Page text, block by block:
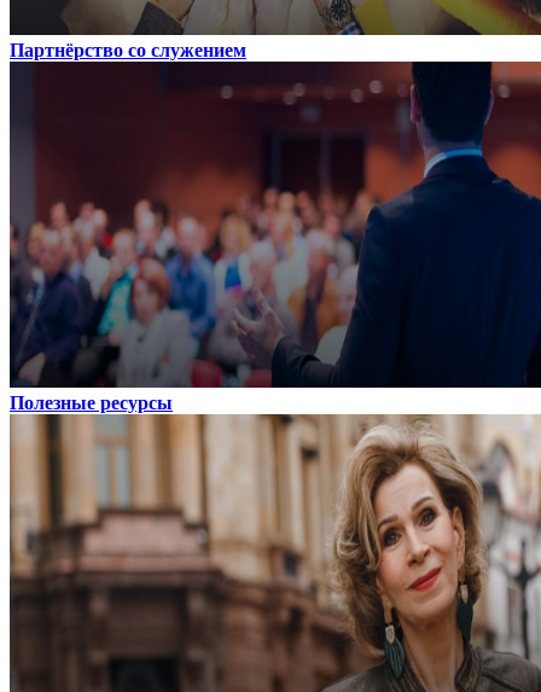
Партнёрство со служением
Полезные ресурсы